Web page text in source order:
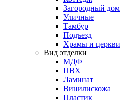
Загородный дом
Уличные
Тамбур
Подъезд
Храмы и церкви
Вид отделки
МДФ
ПВХ
Ламинат
Винилискожа
Пластик